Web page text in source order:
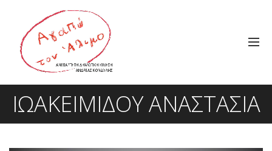
ΙΩΑΚΕΙΜΊΔΟΥ ΑΝΑΣΤΑΣΊΑ